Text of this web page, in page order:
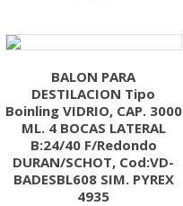
BALON PARA
DESTILACION Tipo
Boinling VIDRIO, CAP. 3000
ML. 4 BOCAS LATERAL
B:24/40 F/Redondo
DURAN/SCHOT, Cod:VD-
BADESBL608 SIM. PYREX
4935